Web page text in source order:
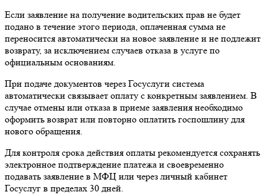
Если заявление на получение водительских прав не будет
подано в течение этого периода, оплаченная сумма не
переносится автоматически на новое заявление и не подлежит
возврату, за исключением случаев отказа в услуге по
официальным основаниям.
При подаче документов через Госуслуги система
автоматически связывает оплату с конкретным заявлением. В
случае отмены или отказа в приеме заявления необходимо
оформить возврат или повторно оплатить госпошлину для
нового обращения.
Для контроля срока действия оплаты рекомендуется сохранять
электронное подтверждение платежа и своевременно
подавать заявление в МФЦ или через личный кабинет
Госуслуг в пределах 30 дней.